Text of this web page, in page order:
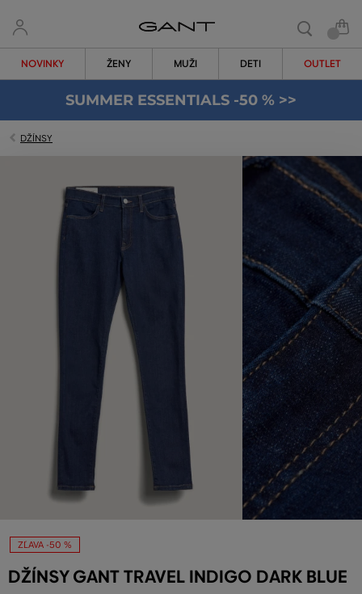
NOVINKY ŽENY MUŽI DETI OUTLET
SUMMER ESSENTIALS -50 % >>
DŽÍNSY
ZĽAVA -50 %
DŽÍNSY GANT TRAVEL INDIGO DARK BLUE